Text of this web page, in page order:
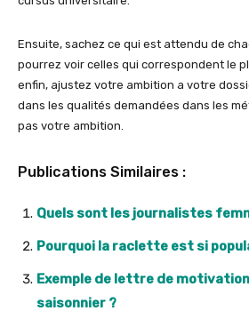
Ensuite, sachez ce qui est attendu de
pourrez voir celles qui correspondent le
enfin, ajustez votre ambition a votre
dans les qualités demandées dans les
pas votre ambition.
Publications Similaires :
Quels sont les journalistes
Pourquoi la raclette est si
Exemple de lettre de
saisonnier ?